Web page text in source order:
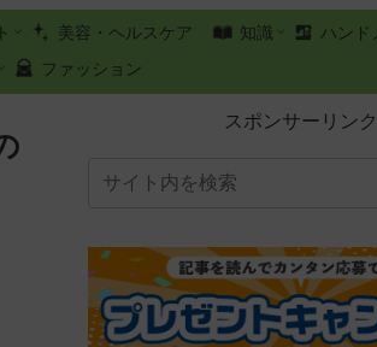
美容・ヘルスケア 知識
ハンド
ファッション
スポンサーリンク